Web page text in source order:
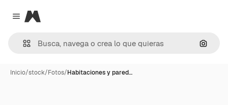
Close menu
Magnific
Inicio/stock/Fotos/Habitaciones y pared…